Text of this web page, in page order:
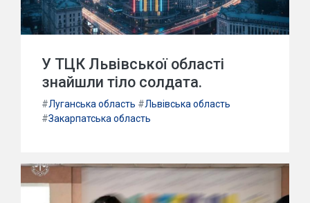
У ТЦК Львівської області
знайшли тіло солдата.
#Луганська область #Львівська область
#Закарпатська область